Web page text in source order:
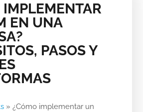
IMPLEMENTAR
EN UNA
PASOS Y
» ¿Cómo implementar un